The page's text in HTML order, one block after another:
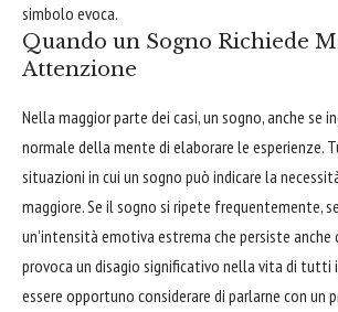
simbolo evoca.
Quando un Sogno Richiede
Attenzione
Nella maggior parte dei casi, un sogno, anche se
normale della mente di elaborare le esperienze.
situazioni in cui un sogno può indicare la
maggiore. Se il sogno si ripete frequentemente,
un'intensità emotiva estrema che persiste anche
provoca un disagio significativo nella vita di tutti
essere opportuno considerare di parlarne con un